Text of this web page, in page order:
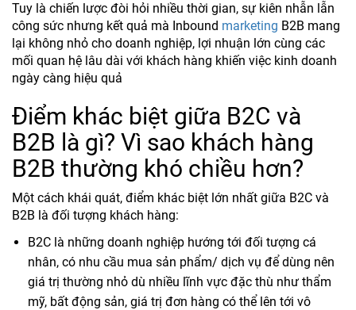
Tuy là chiến lược đòi hỏi nhiều thời gian, sự kiên nhẫn lẫn
công sức nhưng kết quả mà Inbound marketing B2B mang
lại không nhỏ cho doanh nghiệp, lợi nhuận lớn cùng các
mối quan hệ lâu dài với khách hàng khiến việc kinh doanh
ngày càng hiệu quả
Điểm khác biệt giữa B2C và
B2B là gì? Vì sao khách hàng
B2B thường khó chiều hơn?
Một cách khái quát, điểm khác biệt lớn nhất giữa B2C và
B2B là đối tượng khách hàng:
B2C là những doanh nghiệp hướng tới đối tượng cá
nhân, có nhu cầu mua sản phẩm/ dịch vụ để dùng nên
giá trị thường nhỏ dù nhiều lĩnh vực đặc thù như thẩm
mỹ, bất động sản, giá trị đơn hàng có thể lên tới vô